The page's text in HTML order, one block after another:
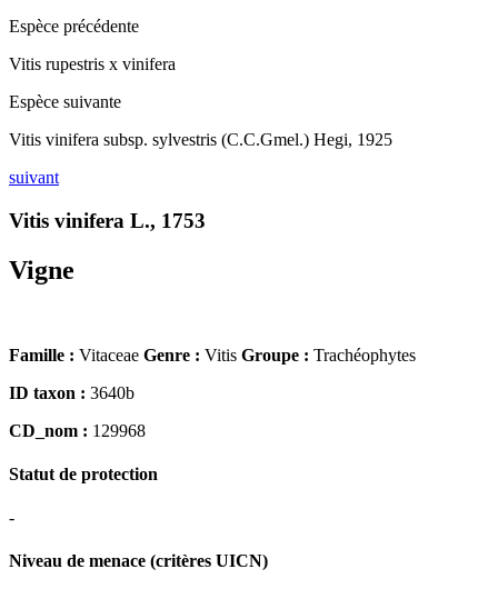
Espèce précédente
Vitis rupestris x vinifera
Espèce suivante
Vitis vinifera subsp. sylvestris (C.C.Gmel.) Hegi, 1925
suivant
Vitis vinifera L., 1753
Vigne
Famille : Vitaceae Genre : Vitis Groupe : Trachéophytes
ID taxon : 3640b
CD_nom : 129968
Statut de protection
-
Niveau de menace (critères UICN)